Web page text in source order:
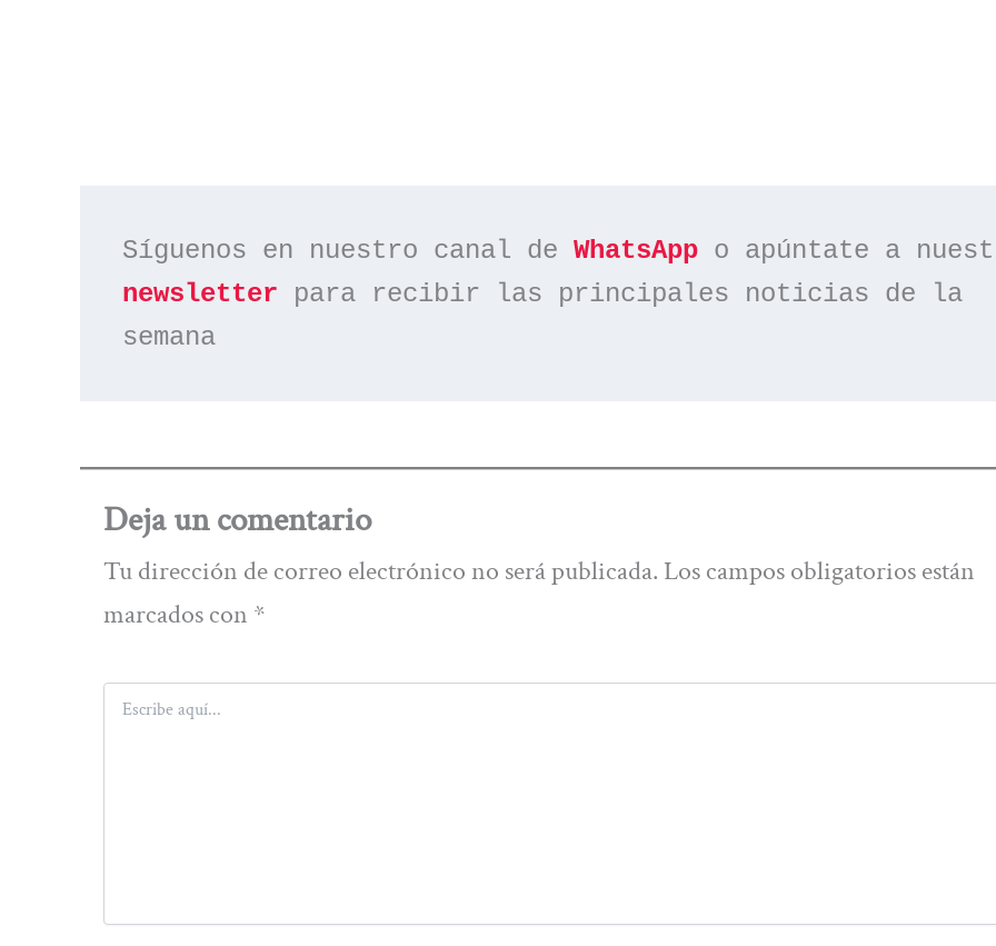
Síguenos en nuestro canal de WhatsApp
newsletter para recibir las principales noticias de la
semana
Deja un comentario
Tu dirección de correo electrónico no será publicada. Los campos obligatorios están
marcados con *
Escribe
aquí...